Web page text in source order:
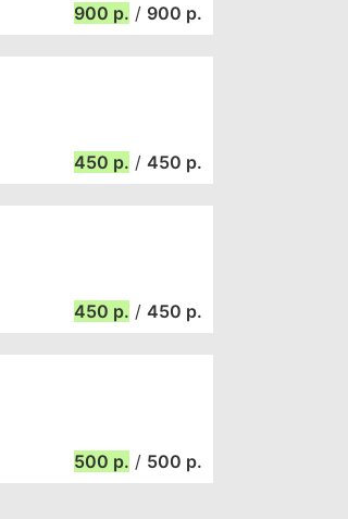
900 / 900
450 / 450
450 / 450
500 / 500